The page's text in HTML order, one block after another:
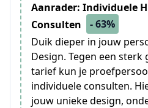
Aanrader: Individuele
Consulten
- 63%
Duik dieper in jouw
Design. Tegen een sterk
tarief kun je
individuele consulten.
jouw unieke design,